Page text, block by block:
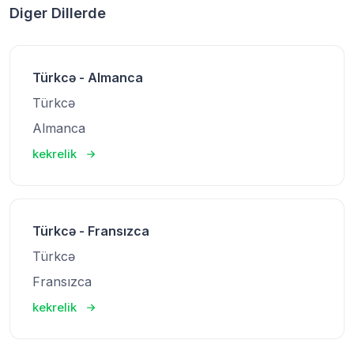
Diger Dillerde
Türkcə - Almanca
Türkcə
Almanca
kekrelik
Türkcə - Fransızca
Türkcə
Fransızca
kekrelik